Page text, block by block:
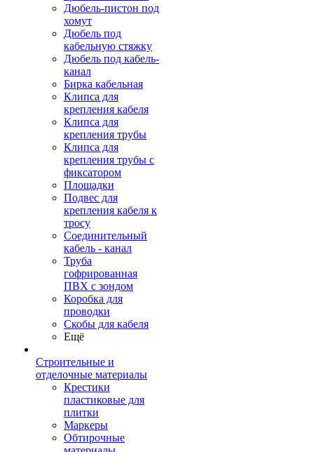
Дюбель-пистон под
хомут
Дюбель под
кабельную стяжку
Дюбель под кабель-
канал
Бирка кабельная
Клипса для
крепления кабеля
Клипса для
крепления трубы
Клипса для
крепления трубы с
фиксатором
Площадки
Подвес для
крепления кабеля к
тросу
Соединительный
кабель - канал
Труба
гофрированная
ПВХ с зондом
Коробка для
проводки
Скобы для кабеля
Ещё
Строительные и
отделочные материалы
Крестики
пластиковые для
плитки
Маркеры
Обтирочные